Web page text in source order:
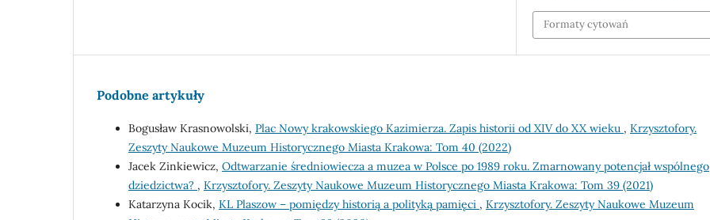
Formaty cytowań
Podobne artykuły
Bogusław Krasnowolski, Plac Nowy krakowskiego Kazimierza. Zapis historii od XIV do XX wieku , Krzysztofory.
Zeszyty Naukowe Muzeum Historycznego Miasta Krakowa: Tom 40 (2022)
Jacek Zinkiewicz, Odtwarzanie średniowiecza a muzea w Polsce po 1989 roku. Zmarnowany potencjał wspólnego
dziedzictwa? , Krzysztofory. Zeszyty Naukowe Muzeum Historycznego Miasta Krakowa: Tom 39 (2021)
Katarzyna Kocik, KL Plaszow – pomiędzy historią a polityką pamięci , Krzysztofory. Zeszyty Naukowe Muzeum